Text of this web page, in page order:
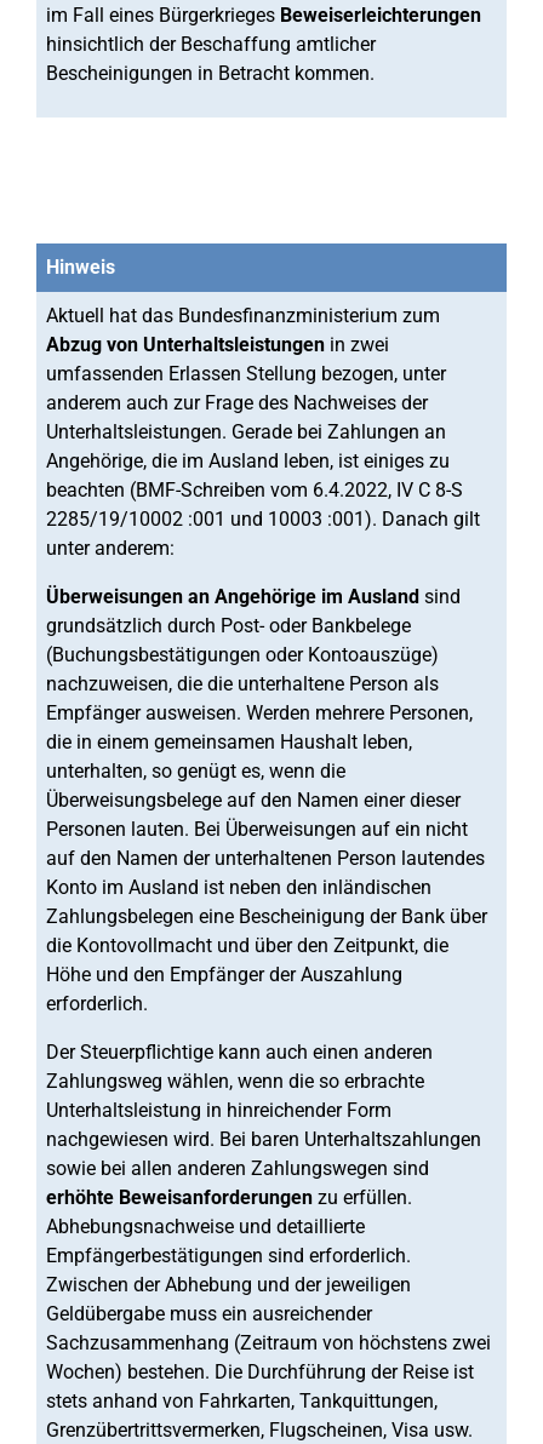
im Fall eines Bürgerkrieges Beweiserleichterungen
hinsichtlich der Beschaffung amtlicher
Bescheinigungen in Betracht kommen.
Hinweis
Aktuell hat das Bundesfinanzministerium zum
Abzug von Unterhaltsleistungen in zwei
umfassenden Erlassen Stellung bezogen, unter
anderem auch zur Frage des Nachweises der
Unterhaltsleistungen. Gerade bei Zahlungen an
Angehörige, die im Ausland leben, ist einiges zu
beachten (BMF-Schreiben vom 6.4.2022, IV C 8-S
2285/19/10002 :001 und 10003 :001). Danach gilt
unter anderem:
Überweisungen an Angehörige im Ausland sind
grundsätzlich durch Post- oder Bankbelege
(Buchungsbestätigungen oder Kontoauszüge)
nachzuweisen, die die unterhaltene Person als
Empfänger ausweisen. Werden mehrere Personen,
die in einem gemeinsamen Haushalt leben,
unterhalten, so genügt es, wenn die
Überweisungsbelege auf den Namen einer dieser
Personen lauten. Bei Überweisungen auf ein nicht
auf den Namen der unterhaltenen Person lautendes
Konto im Ausland ist neben den inländischen
Zahlungsbelegen eine Bescheinigung der Bank über
die Kontovollmacht und über den Zeitpunkt, die
Höhe und den Empfänger der Auszahlung
erforderlich.
Der Steuerpflichtige kann auch einen anderen
Zahlungsweg wählen, wenn die so erbrachte
Unterhaltsleistung in hinreichender Form
nachgewiesen wird. Bei baren Unterhaltszahlungen
sowie bei allen anderen Zahlungswegen sind
erhöhte Beweisanforderungen zu erfüllen.
Abhebungsnachweise und detaillierte
Empfängerbestätigungen sind erforderlich.
Zwischen der Abhebung und der jeweiligen
Geldübergabe muss ein ausreichender
Sachzusammenhang (Zeitraum von höchstens zwei
Wochen) bestehen. Die Durchführung der Reise ist
stets anhand von Fahrkarten, Tankquittungen,
Grenzübertrittsvermerken, Flugscheinen, Visa usw.